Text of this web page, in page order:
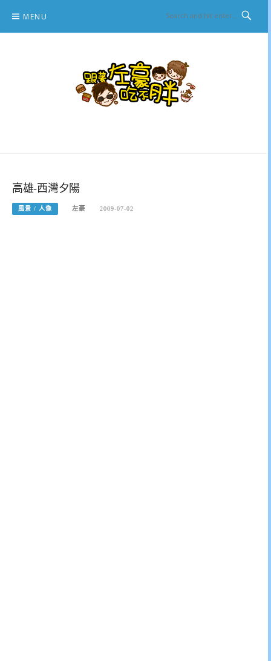
content
MENU
高雄-西灣夕陽
風景 / 人像 左豪 2009-07-02